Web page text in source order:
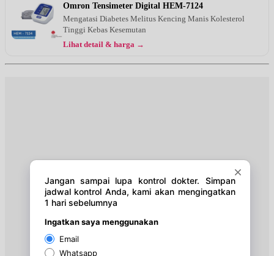
Selasa, 18/08/2026
Jam 17:00 - 20:00
Sabtu, 22/08/2026
Senin, 24/08/2026
Jam 09:00 - 12:00
Omron Tensimeter Digital HEM-7124
Mengatasi Diabetes Melitus Kencing Manis Kolesterol
Tinggi Kebas Kesemutan
Lihat detail & harga →